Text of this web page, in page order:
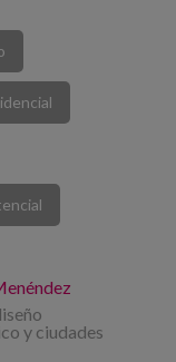
y ciudades